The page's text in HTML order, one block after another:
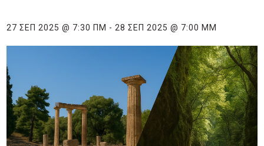
27 ΣΕΠ 2025 @ 7:30 ΠΜ -28 ΣΕΠ 2025 @ 7:00 ΜΜ